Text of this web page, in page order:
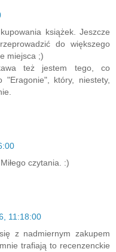
książek. Jeszcze
do większego
miejsca ;)
też jestem tego, co
"Eragonie", który, niestety,
czytania. :)
11:18:00
z nadmiernym zakupem
trafiają to recenzenckie